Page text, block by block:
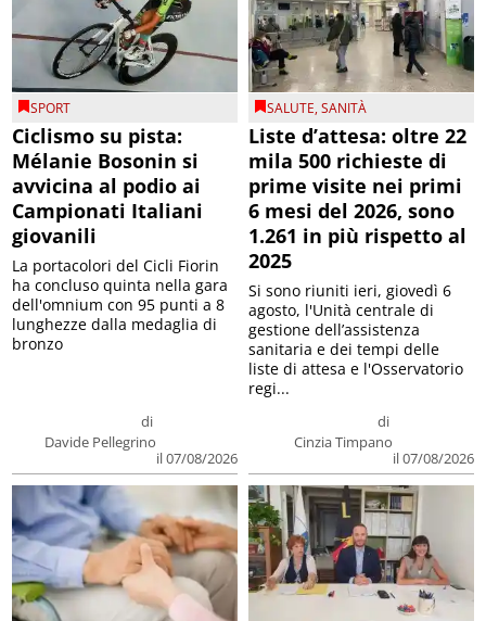
SPORT
Ciclismo su pista:
Mélanie Bosonin si
avvicina al podio ai
Campionati Italiani
giovanili
di
Davide Pellegrino
il 07/08/2026
La portacolori del Cicli Fiorin
ha concluso quinta nella gara
dell'omnium con 95 punti a 8
lunghezze dalla medaglia di
bronzo
SALUTE,SANITÀ
Liste d’attesa: oltre 22
mila 500 richieste di
prime visite nei primi
6 mesi del 2026, sono
1.261 in più rispetto al
2025
di
Cinzia Timpano
il 07/08/2026
Si sono riuniti ieri, giovedì 6
agosto, l'Unità centrale di
gestione dell’assistenza
sanitaria e dei tempi delle
liste di attesa e l'Osservatorio
regi...